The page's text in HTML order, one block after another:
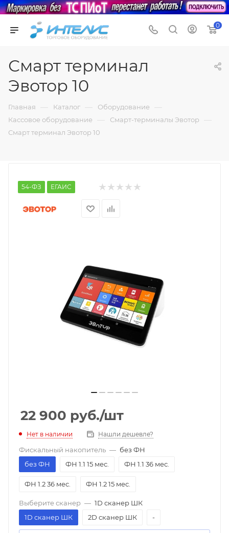
0
Смарт терминал
Эвотор 10
Главная — Каталог — Оборудование —
Кассовое оборудование — Смарт-терминалы Эвотор —
Смарт терминал Эвотор 10
54-ФЗ ЕГАИС
22 900 руб./шт
Нет в наличии Нашли дешевле?
Фискальный накопитель — без ФН
без ФН
ФН 1.1 15 мес. ФН 1.1 36 мес.
ФН 1.2 36 мес. ФН 1.2 15 мес.
Выберите сканер — 1D сканер ШК
1D сканер ШК
2D сканер ШК -